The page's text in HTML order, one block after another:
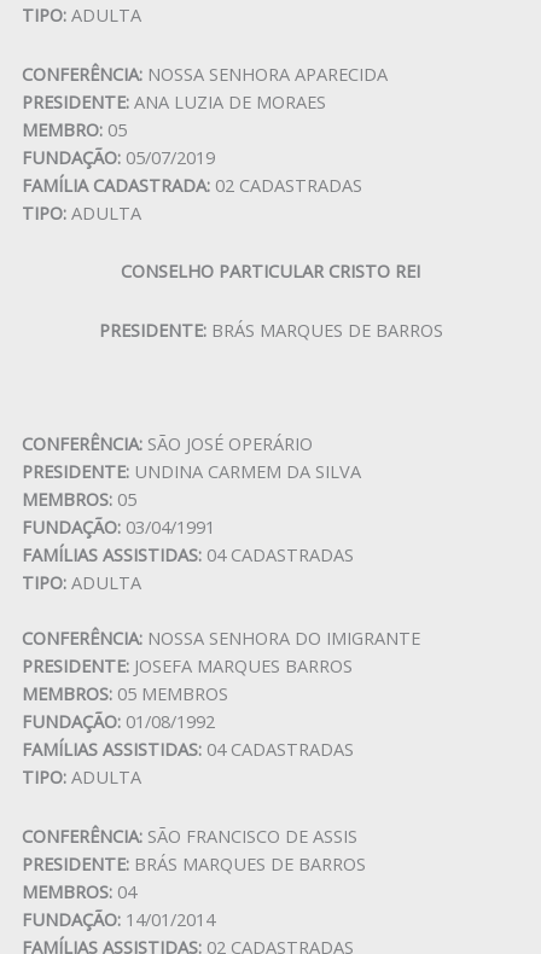
TIPO:ADULTA
CONFERÊNCIA:NOSSA SENHORA APARECIDA
PRESIDENTE:ANA LUZIA DE MORAES
MEMBRO:05
FUNDAÇÃO:05/07/2019
FAMÍLIA CADASTRADA:02 CADASTRADAS
TIPO:ADULTA
CONSELHO PARTICULAR CRISTO REI
PRESIDENTE: BRÁS MARQUES DE BARROS
CONFERÊNCIA:SÃO JOSÉ OPERÁRIO
PRESIDENTE:UNDINA CARMEM DA SILVA
MEMBROS:05
FUNDAÇÃO:03/04/1991
FAMÍLIAS ASSISTIDAS:04 CADASTRADAS
TIPO:ADULTA
CONFERÊNCIA: NOSSA SENHORA DO IMIGRANTE
PRESIDENTE:JOSEFA MARQUES BARROS
MEMBROS:05 MEMBROS
FUNDAÇÃO:01/08/1992
FAMÍLIAS ASSISTIDAS:04 CADASTRADAS
TIPO:ADULTA
CONFERÊNCIA:SÃO FRANCISCO DE ASSIS
PRESIDENTE:BRÁS MARQUES DE BARROS
MEMBROS:04
FUNDAÇÃO:14/01/2014
FAMÍLIAS ASSISTIDAS:02 CADASTRADAS